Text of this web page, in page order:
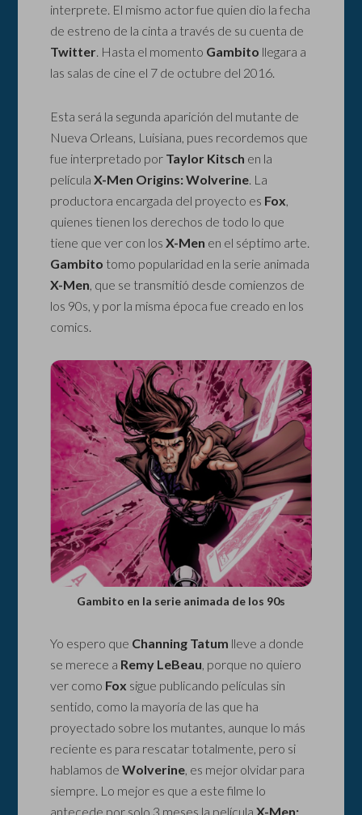
interprete. El mismo actor fue quien dio la fecha
de estreno de la cinta a través de su cuenta de
Twitter. Hasta el momento Gambito llegara a
las salas de cine el 7 de octubre del 2016.
Esta será la segunda aparición del mutante de
Nueva Orleans, Luisiana, pues recordemos que
fue interpretado por Taylor Kitsch en la
películaX-Men Origins: Wolverine. La
productora encargada del proyecto es Fox,
quienes tienen los derechos de todo lo que
tiene que ver con losX-Men en el séptimo arte.
Gambito tomo popularidad en la serie animada
X-Men, que se transmitió desde comienzos de
los 90s, y por la misma época fue creado en los
comics.
Gambito en la serie animada de los 90s
Yo espero que Channing Tatum lleve a donde
se merece a Remy LeBeau, porque no quiero
ver como Fox sigue publicando películas sin
sentido, como la mayoría de las que ha
proyectado sobre los mutantes, aunque lo más
reciente es para rescatar totalmente, pero si
hablamos deWolverine, es mejor olvidar para
siempre. Lo mejor es que a este filme lo
antecede por solo 3 meses la películaX-Men: